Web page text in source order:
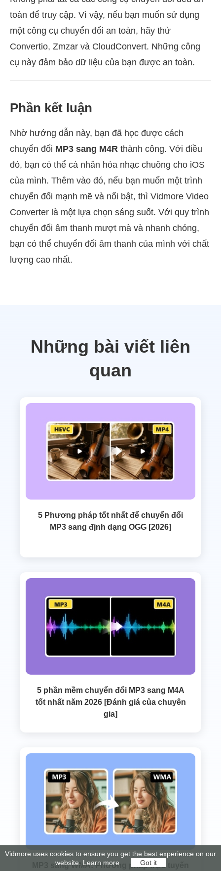
toàn để truy cập. Vì vậy, nếu bạn muốn sử dụng
một công cụ chuyển đổi an toàn, hãy thử
Convertio, Zmzar và CloudConvert. Những công
cụ này đảm bảo dữ liệu của bạn được an toàn.
Phần kết luận
Nhờ hướng dẫn này, bạn đã học được cách
chuyển đổi MP3 sang M4R thành công. Với điều
đó, bạn có thể cá nhân hóa nhạc chuông cho iOS
của mình. Thêm vào đó, nếu bạn muốn một trình
chuyển đổi mạnh mẽ và nổi bật, thì Vidmore Video
Converter là một lựa chọn sáng suốt. Với quy trình
chuyển đổi âm thanh mượt mà và nhanh chóng,
bạn có thể chuyển đổi âm thanh của mình với chất
lượng cao nhất.
Những bài viết liên
quan
5 Phương pháp tốt nhất để chuyển đổi
MP3 sang định dạng OGG [2026]
5 phần mềm chuyển đổi MP3 sang M4A
tốt nhất năm 2026 [Đánh giá của chuyên
gia]
MP3 sang WMA: Phương pháp trực tuyến
Vidmore uses cookies to ensure you get the best experience on our
website. Learn more Got it